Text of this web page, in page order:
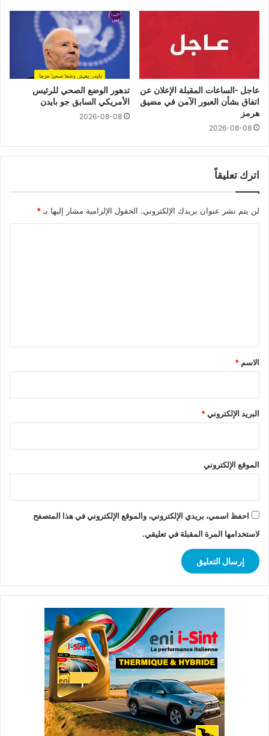
عاجل -الساعات المقبلة الإعلان عن
اتفاق بشأن العبور الآمن في مضيق
هرمز
2026-08-08
تدهور الوضع الصحي للرئيس
الأمريكي السابق جو بايدن
2026-08-08
اترك تعليقاً
لن يتم نشر عنوان بريدك الإلكتروني. الحقول الإلزامية مشار إليها بـ *
*
الاسم *
البريد الإلكتروني*
الموقع الإلكتروني
احفظ اسمي، بريدي الإلكتروني، والموقع الإلكتروني في هذا المتصفح
لاستخدامها المرة المقبلة في تعليقي.